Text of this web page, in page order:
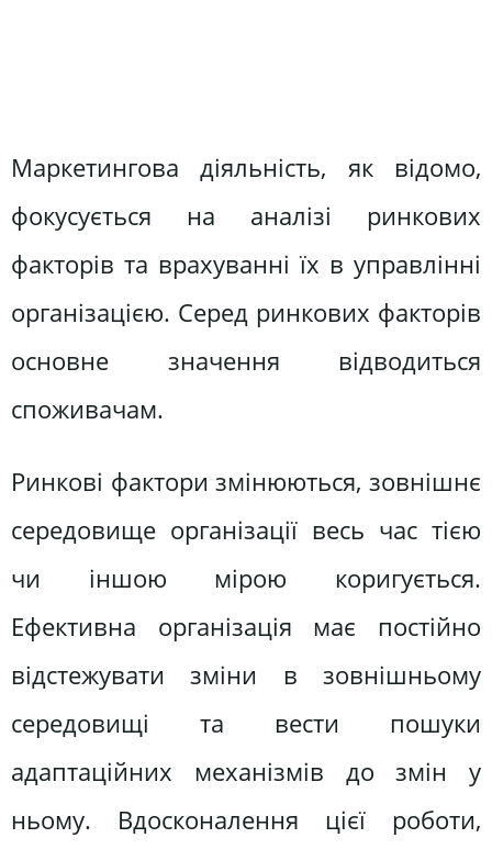
Маркетингова діяльність, як відомо,
фокусується на аналізі ринкових
факторів та врахуванні їх в управлінні
організацією. Серед ринкових факторів
основне значення відводиться
споживачам.
Ринкові фактори змінюються, зовнішнє
середовище організації весь час тією
чи іншою мірою коригується.
Ефективна організація має постійно
відстежувати зміни в зовнішньому
середовищі та вести пошуки
адаптаційних механізмів до змін у
ньому. Вдосконалення цієї роботи,